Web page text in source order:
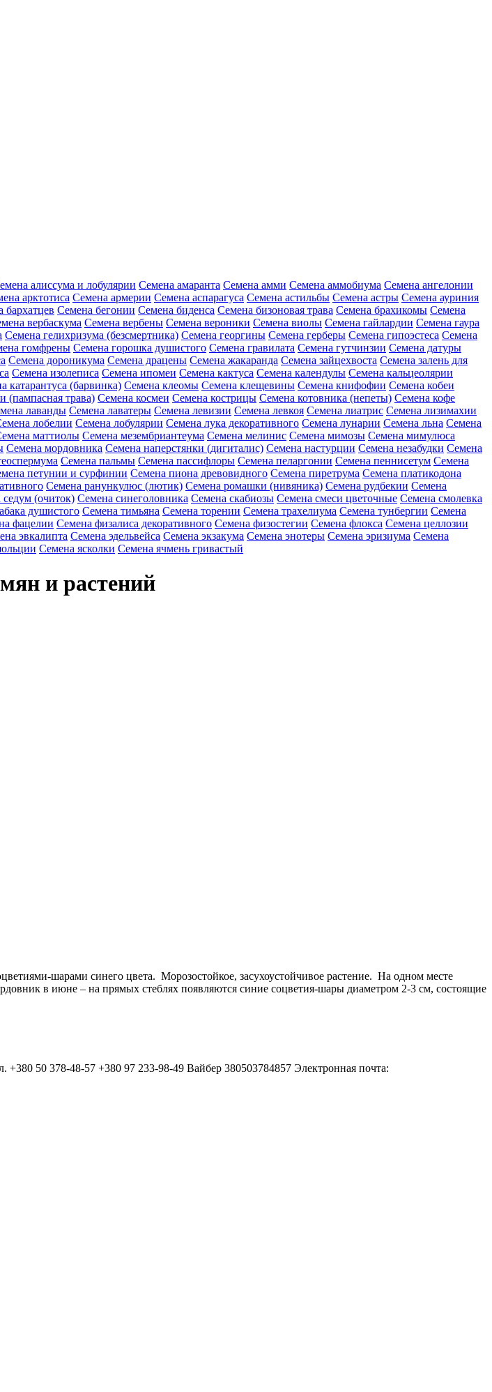
алиссума и лобулярии Семена амаранта Семена амми Семена аммобиума Семена ангелонии
арктотиса Семена армерии Семена аспарагуса Семена астильбы Семена астры Семена ауриния
бархатцев Семена бегонии Семена биденса Семена бизоновая трава Семена брахикомы Семена
вербаскума Семена вербены Семена вероники Семена виолы Семена гайлардии Семена гаура
Семена гелихризума (безсмертника) Семена георгины Семена герберы Семена гипоэстеса Семена
гомфрены Семена горошка душистого Семена гравилата Семена гутчинзии Семена датуры
Семена дороникума Семена драцены Семена жакаранда Семена зайцехвоста Семена залень для
Семена изолеписа Семена ипомеи Семена кактуса Семена календулы Семена кальцеолярии
катарантуса (барвинка) Семена клеомы Семена клещевины Семена книфофии Семена кобеи
(пампасная трава) Семена космеи Семена кострицы Семена котовника (непеты) Семена кофе
лаванды Семена лаватеры Семена левизии Семена левкоя Семена лиатрис Семена лизимахии
лобелии Семена лобулярии Семена лука декоративного Семена лунарии Семена льна Семена
маттиолы Семена мезембриантеума Семена мелинис Семена мимозы Семена мимулюса
Семена мордовника Семена наперстянки (дигиталис) Семена настурции Семена незабудки Семена
Семена пальмы Семена пассифлоры Семена пеларгонии Семена пеннисетум Семена
петунии и сурфинии Семена пиона древовидного Семена пиретрума Семена платикодона
Семена ранункулюс (лютик) Семена ромашки (нивяника) Семена рудбекии Семена
(очиток) Семена синеголовника Семена скабиозы Семена смеси цветочные Семена смолевка
душистого Семена тимьяна Семена торении Семена трахелиума Семена тунбергии Семена
фацелии Семена физалиса декоративного Семена физостегии Семена флокса Семена целлозии
эвкалипта Семена эдельвейса Семена экзакума Семена энотеры Семена эризиума Семена
Семена ясколки Семена ячмень гривастый
и растений
шарами синего цвета. Морозостойкое, засухоустойчивое растение. На одном месте
в июне – на прямых стеблях появляются синие соцветия-шары диаметром 2-3 см, состоящие
50 378-48-57 +380 97 233-98-49 Вайбер 380503784857 Электронная почта: